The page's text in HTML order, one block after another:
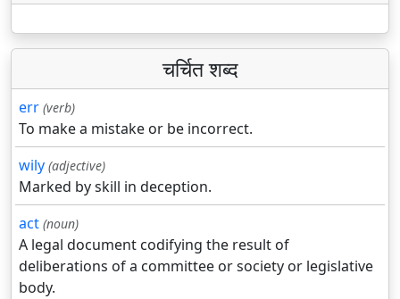
चर्चित शब्द
err (verb)
To make a mistake or be incorrect.
wily (adjective)
Marked by skill in deception.
act (noun)
A legal document codifying the result of
deliberations of a committee or society or legislative
body.